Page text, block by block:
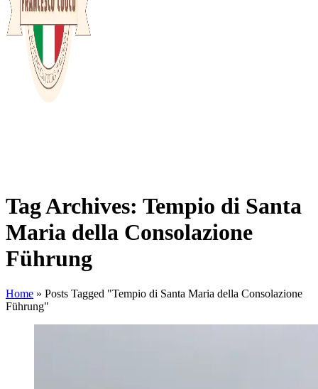
Tag Archives: Tempio di Santa
Maria della Consolazione
Führung
Home » Posts Tagged "Tempio di Santa Maria della Consolazione
Führung"